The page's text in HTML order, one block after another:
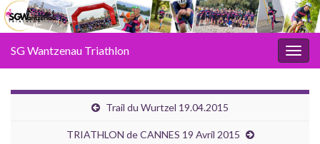
SG Wantzenau Triathlon
Trail du Wurtzel 19.04.2015
TRIATHLON de CANNES 19 Avril 2015